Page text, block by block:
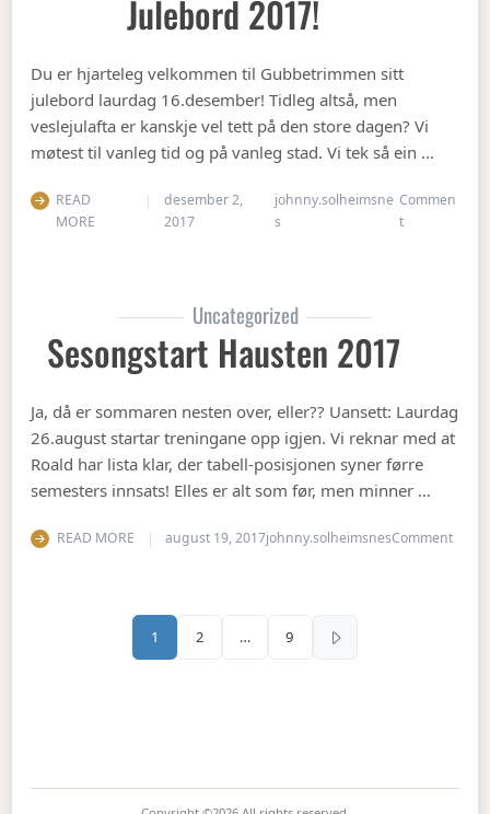
Julebord 2017!
Du er hjarteleg velkommen til Gubbetrimmen sitt
julebord laurdag 16.desember! Tidleg altså, men
veslejulafta er kanskje vel tett på den store dagen? Vi
møtest til vanleg tid og på vanleg stad. Vi tek så ein …
READ
MORE
desember 2,
2017
johnny.solheimsne
s
Commen
ton Julebord
Uncategorized
Sesongstart Hausten 2017
Ja, då er sommaren nesten over, eller?? Uansett: Laurdag
26.august startar treningane opp igjen. Vi reknar med at
Roald har lista klar, der tabell-posisjonen syner førre
semesters innsats! Elles er alt som før, men minner …
READ MORE august 19, 2017johnny.solheimsnesCommenton
Sidepaginering
1 2 … 9